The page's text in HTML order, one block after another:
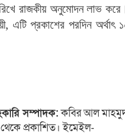
রাজকীয় অনুমোদন লাভ
এটি প্রকাশের পরদিন
সম্পাদক:কবির আল
প্রকাশিত। ইমেইল-